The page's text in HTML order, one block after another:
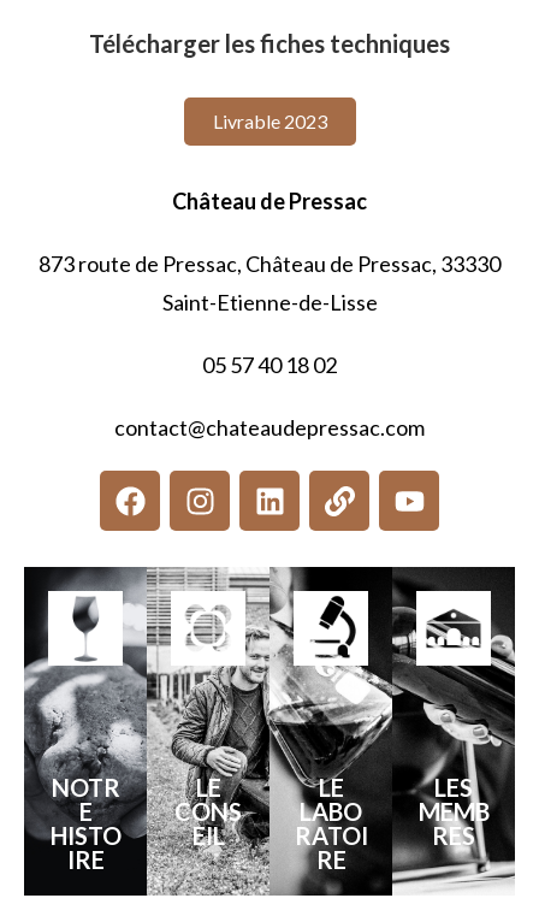
Télécharger les fiches techniques
Livrable 2023
Château de Pressac
873 route de Pressac, Château de Pressac, 33330
Saint-Etienne-de-Lisse
05 57 40 18 02
contact@chateaudepressac.com
NOTR
E
HISTO
IRE
LE
CONS
EIL
LE
LABO
RATOI
RE
LES
MEMB
RES